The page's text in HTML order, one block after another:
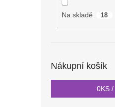
Na skladě 18
Nákupní košík
0KS /